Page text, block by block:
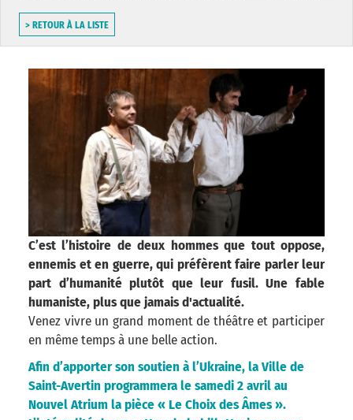
> RETOUR À LA LISTE
C’est l’histoire de deux hommes que tout oppose,
ennemis et en guerre, qui préfèrent faire parler leur
part d’humanité plutôt que leur fusil. Une fable
humaniste, plus que jamais d'actualité.
Venez vivre un grand moment de théâtre et participer
en même temps à une belle action.
Afin d’apporter son soutien à l’Ukraine, la Ville de
Saint-Avertin programmera le samedi 2 avril au
Nouvel Atrium la pièce « Le Choix des Âmes ».